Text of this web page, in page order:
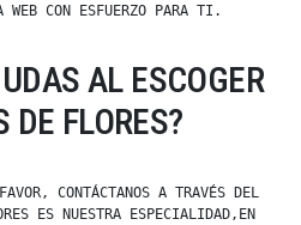
WEB CON ESFUERZO PARA TI.
AL ESCOGER
DE FLORES?
CONTÁCTANOS A TRAVÉS DEL
ES NUESTRA ESPECIALIDAD,EN